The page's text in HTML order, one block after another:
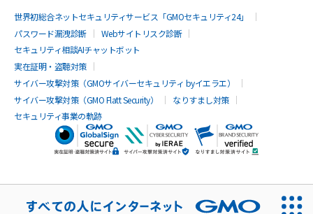
世界初総合ネットセキュリティサービス「GMOセキュリティ24」
パスワード漏洩診断
Webサイトリスク診断
セキュリティ相談AIチャットボット
実在証明・盗聴対策
サイバー攻撃対策（GMOサイバーセキュリティ byイエラエ）
サイバー攻撃対策（GMO Flatt Security）
なりすまし対策
セキュリティ事業の軌跡